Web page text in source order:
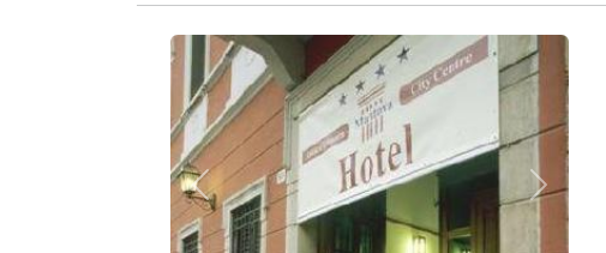
Zurück Weiter